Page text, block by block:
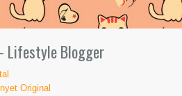
Lifestyle Blogger
Original